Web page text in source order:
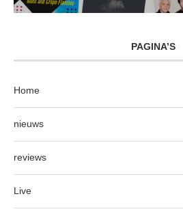
PAGINA’S
Home
nieuws
reviews
Live